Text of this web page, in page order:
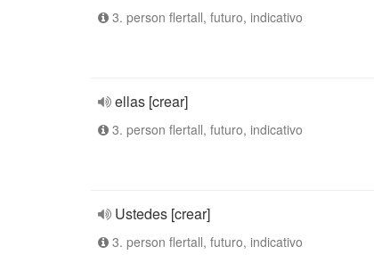
3. person flertall, futuro, indicativo
ellas [crear]
3. person flertall, futuro, indicativo
Ustedes [crear]
3. person flertall, futuro, indicativo